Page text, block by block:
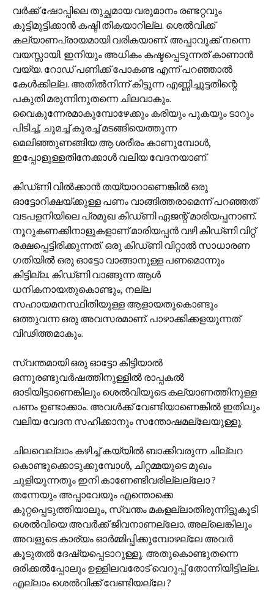
വര്‍ക്ക് ഷോപ്പിലെ തുച്ഛമായ വരുമാനം രണ്ടറ്റവും
കൂട്ടിമുട്ടിക്കാന്‍ കഷ്ടി തികയാറില്ല. ശെല്‍‌വിക്ക്
കല്യാണപ്രായമായി വരികയാണ്. അപ്പാവുക്ക് നന്നെ
വയസ്സായി. ഇനിയും അധികം കഷ്ടപ്പെടുന്നത് കാണാന്‍
വയ്യ. റോഡ് പണിക്ക് പോകണ്ട എന്ന് പറഞ്ഞാല്‍
കേള്‍ക്കില്ല. അതില്‍നിന്ന് കിട്ടുന്ന എണ്ണിച്ചുട്ടതിന്റെ
പകുതി മരുന്നിനു‌തന്നെ ചിലവാകും.
വൈകുന്നേരമാകുമ്പോഴേക്കും കരിയും പുകയും ടാറും
പിടിച്ച്, ചുമച്ച് കുരച്ച് മടങ്ങിയെത്തുന്ന
മെലിഞ്ഞുണങ്ങിയ ആ ശരീരം കാണുമ്പോള്‍,
ഇപ്പോളുള്ളതിനേക്കാള്‍ വലിയ വേദനയാണ്.
കിഡ്‌ണി വില്‍ക്കാന്‍ തയ്യാറാണെങ്കില്‍ ഒരു
ഓട്ടോറിക്ഷയ്ക്കുള്ള പണം വാങ്ങിത്തരാമെന്ന് പറഞ്ഞത്
വടപളനിയിലെ പ്രമുഖ കിഡ്‌ണി ഏജന്റ് മാരിയപ്പനാണ്.
നൂറുകണക്കിനാളുകളാണ് മാരിയപ്പന്‍ വഴി കിഡ്‌ണി വിറ്റ്
രക്ഷപ്പെട്ടിരിക്കുന്നത്. ഒരു കിഡ്‌ണി വിറ്റാല്‍ സാധാരണ
ഗതിയില്‍ ഒരു ഓട്ടോ വാ‍ങ്ങാനുള്ള പണമൊന്നും
കിട്ടില്ല. കിഡ്‌ണി വാങ്ങുന്ന ആള്‍
ധനികനായതുകൊണ്ടും, നല്ല
സഹായമനസ്ഥിതിയുള്ള ആളായതുകൊണ്ടും
ഒത്തുവന്ന ഒരു അവസരമാണ്. പാഴാക്കിക്കളയുന്നത്
വിഢിത്തമാകും.
സ്വന്തമായി ഒരു ഓട്ടോ കിട്ടിയാല്‍
ഒന്നുരണ്ടുവര്‍ഷത്തിനുള്ളില്‍ രാപ്പകല്‍
ഓടിയിട്ടാണെ‍ങ്കിലും ശെല്‍‌വിയുടെ കല്യാണത്തിനുള്ള
പണം ഉണ്ടാക്കാം. അവള്‍ക്ക് വേണ്ടിയാണെങ്കില്‍ ഇതിലും
വലിയ വേദന സഹിക്കാനും‍ സന്തോഷമല്ലേയുള്ളൂ.
ചിലവെല്ലാം കഴിച്ച് കയ്യില്‍ ബാക്കിവരുന്ന ചില്ലറ
കൊണ്ടുക്കൊടുക്കുമ്പോള്‍, ചിറ്റമ്മയുടെ മുഖം
ചുളിയുന്നതും ഇനി കാണേണ്ടിവരില്ലല്ലോ ?
തന്നേയും അപ്പാവേയും എന്തൊക്കെ
കുറ്റപ്പെടുത്തിയാലും, സ്വന്തം മകളല്ലാതിരുന്നിട്ടുകൂടി
ശെല്‍‌വിയെ അവര്‍ക്ക് ജീവനാണല്ലോ. അല്ലെങ്കിലും
അവളുടെ കാര്യം ഓര്‍മ്മിപ്പിക്കുമ്പോഴല്ലേ അവര്‍
കൂടുതല്‍ ദേഷ്യപ്പെടാറുള്ളൂ. അതുകൊണ്ടുതന്നെ
ഒരിക്കല്‍പ്പോലും ഉള്ളിലവരോട് വെറുപ്പ് തോന്നിയിട്ടില്ല.
എല്ലാം ശെല്‍‌വിക്ക് വേണ്ടിയല്ലേ ?